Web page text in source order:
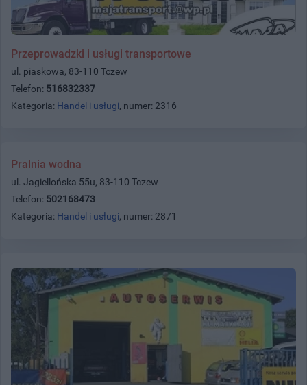
Przeprowadzki i usługi transportowe
ul. piaskowa, 83-110 Tczew
Telefon: 516832337
Kategoria: Handel i usługi, numer: 2316
Pralnia wodna
ul. Jagiellońska 55u, 83-110 Tczew
Telefon: 502168473
Kategoria: Handel i usługi, numer: 2871